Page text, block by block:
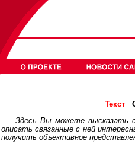
Текст
Здесь Вы можете высказать
описать связанные с ней
получить объективное